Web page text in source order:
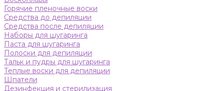
Горячие пленочные воски
Средства до депиляции
Средства после депиляции
Наборы для шугаринга
Паста для шугаринга
Полоски для депиляции
Тальк и пудры для шугаринга
Теплые воски для депиляции
Шпатели
Дезинфекция и стерилизация